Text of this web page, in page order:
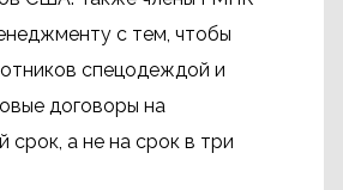
с тем, чтобы
спецодеждой и
договоры на
срок, а не на срок в три